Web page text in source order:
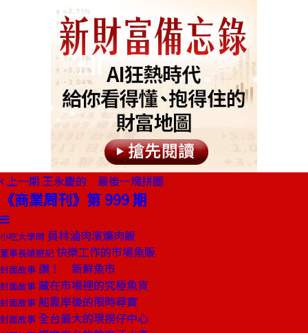
上一期 王永慶的 最後一塊拼圖
《商業周刊》第 999 期
小吃大學問 員林滷肉濱爌肉飯
董事長嬉遊記 快樂工作的市場魚販
封面故事 讚！ 新鮮魚市
封面故事 藏在市場裡的究極魚貨
封面故事 船靠岸後的限時尋寶
封面故事 全台最大的現撈仔中心